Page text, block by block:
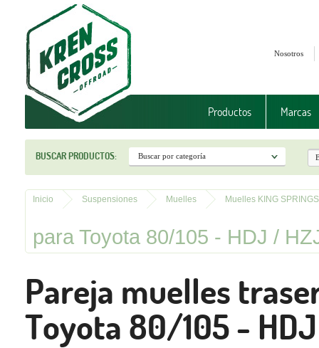
Nosotros
Productos Marcas
BUSCAR PRODUCTOS:
Inicio Suspensiones Muelles Muelles KING SPRINGS
para Toyota 80/105 - HDJ /
Pareja muelles
Toyota 80/105 -